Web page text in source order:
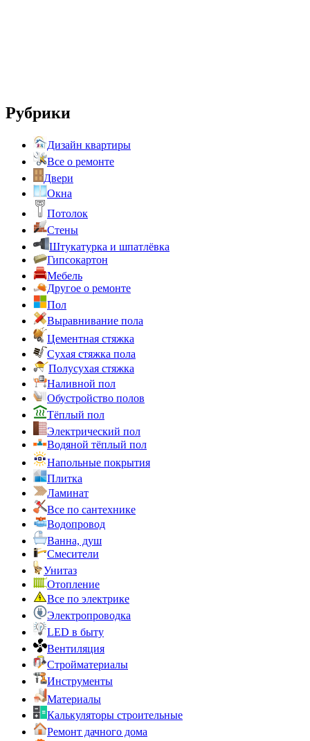
Рубрики
Дизайн квартиры
Все о ремонте
Двери
Окна
Потолок
Стены
Штукатурка и шпатлёвка
Гипсокартон
Мебель
Другое о ремонте
Пол
Выравнивание пола
Цементная стяжка
Сухая стяжка пола
Полусухая стяжка
Наливной пол
Обустройство полов
Тёплый пол
Электрический пол
Водяной тёплый пол
Напольные покрытия
Плитка
Ламинат
Все по сантехнике
Водопровод
Ванна, душ
Смесители
Унитаз
Отопление
Все по электрике
Электропроводка
LED в быту
Вентиляция
Стройматериалы
Инструменты
Материалы
Калькуляторы строительные
Ремонт дачного дома